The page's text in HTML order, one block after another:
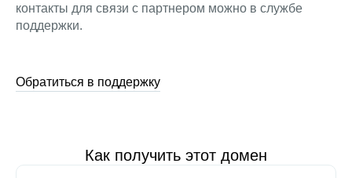
контакты для связи с партнером можно в службе
поддержки.
Обратиться в поддержку
Как получить этот домен